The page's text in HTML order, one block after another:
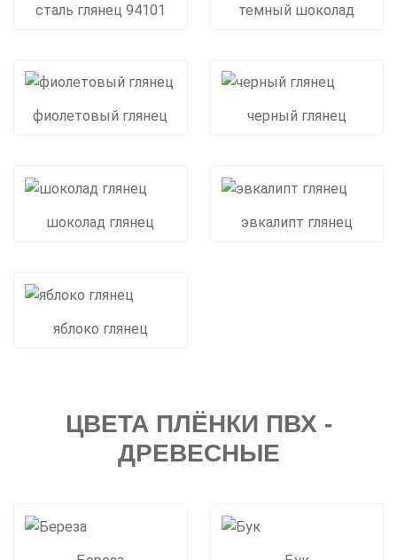
сталь глянец 94101 темный шоколад
фиолетовый глянец черный глянец
шоколад глянец эвкалипт глянец
яблоко глянец
ЦВЕТА ПЛЁНКИ ПВХ -
ДРЕВЕСНЫЕ